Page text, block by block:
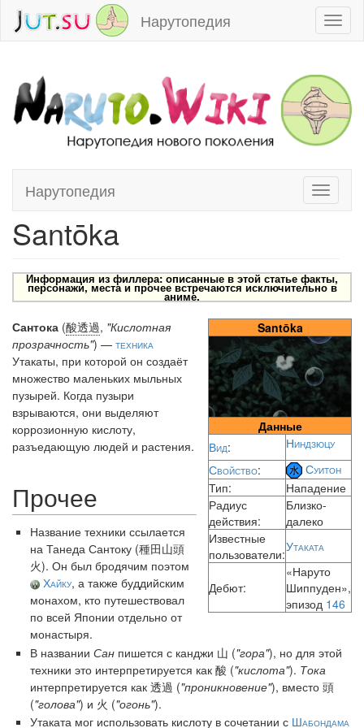
Нарутопедия
Toggle
Нарутопедия
Перейти к:навигация,поиск
Santōka
Информация из филлера: описанные в этой статье факты,
персонажи, места и прочее встречаются исключительно в
аниме.
Santōka
Данные
Вид:
Ниндзюцу
Свойство:
Суитон
Тип:
Нападение
Радиус
действия:
Близко-
далеко
Известные
пользователи:Утаката
Дебют:
«Наруто
Шиппуден»,
эпизод 146
Сантока (酸透過, "Кислотная
прозрачность") — техника
Утакаты, при которой он создаёт
множество маленьких мыльных
пузырей. Когда пузыри
взрываются, они выделяют
коррозионную кислоту,
разъедающую людей и растения.
Прочее
Название техники ссылается
на Танеда Сантоку (種田山頭
火). Он был бродячим поэтом
Хайку, а также буддийским
монахом, кто путешествовал
по всей Японии отдельно от
монастыря.
В названииСан пишется с канджи 山 ("гора"), но для этой
техники это интерпретируется как 酸 ("кислота"). Тока
интерпретируется как 透過 ("проникновение"), вместо 頭
("голова") и 火 ("огонь").
Утаката мог использовать кислоту в сочетании с Шабондама